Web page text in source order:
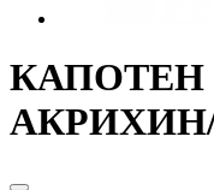
КАПОТЕН